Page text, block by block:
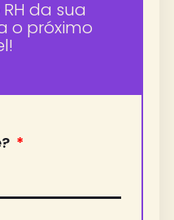
da sua
o próximo